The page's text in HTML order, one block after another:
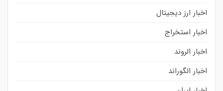
اخبار ارز دیجیتال
اخبار استخراج
اخبار الروند
اخبار الگوراند